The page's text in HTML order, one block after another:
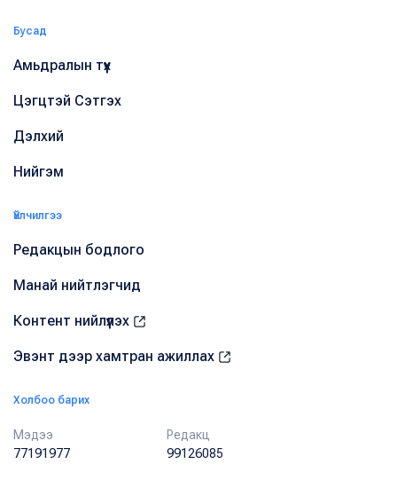
Бусад
Амьдралын түүх
Цэгцтэй Сэтгэх
Дэлхий
Нийгэм
Үйлчилгээ
Редакцын бодлого
Манай нийтлэгчид
Контент нийлүүлэх
Эвэнт дээр хамтран ажиллах
Холбоо барих
Мэдээ
77191977
Редакц
99126085